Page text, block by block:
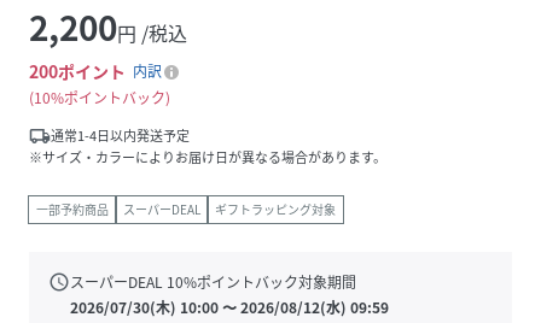
2,200円 /税込
200ポイント 内訳
10%ポイントバック
local_shipping通常1-4日以内発送予定
※サイズ・カラーによりお届け日が異なる場合があります。
一部予約商品 スーパーDEAL ギフトラッピング対象
scheduleスーパーDEAL 10%ポイントバック対象期間
2026/07/30(木) 10:00〜2026/08/12(水) 09:59